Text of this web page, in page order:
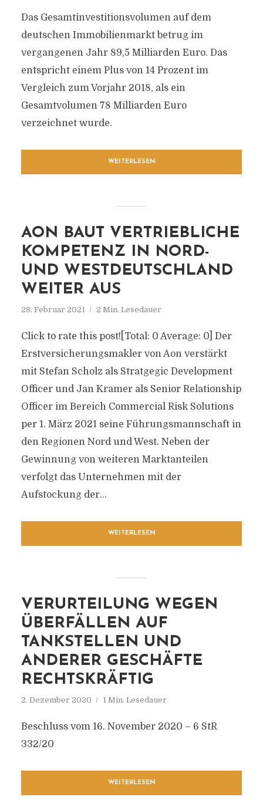
Das Gesamtinvestitionsvolumen auf dem
deutschen Immobilienmarkt betrug im
vergangenen Jahr 89,5 Milliarden Euro. Das
entspricht einem Plus von 14 Prozent im
Vergleich zum Vorjahr 2018, als ein
Gesamtvolumen 78 Milliarden Euro
verzeichnet wurde.
WEITERLESEN
AON BAUT VERTRIEBLICHE
KOMPETENZ IN NORD-
UND WESTDEUTSCHLAND
WEITER AUS
28. Februar 2021 2 Min. Lesedauer
Click to rate this post![Total: 0 Average: 0] Der
Erstversicherungsmakler von Aon verstärkt
mit Stefan Scholz als Stratgegic Development
Officer und Jan Kramer als Senior Relationship
Officer im Bereich Commercial Risk Solutions
per 1. März 2021 seine Führungsmannschaft in
den Regionen Nord und West. Neben der
Gewinnung von weiteren Marktanteilen
verfolgt das Unternehmen mit der
Aufstockung der...
WEITERLESEN
VERURTEILUNG WEGEN
ÜBERFÄLLEN AUF
TANKSTELLEN UND
ANDERER GESCHÄFTE
RECHTSKRÄFTIG
2. Dezember 2020 1 Min. Lesedauer
Beschluss vom 16. November 2020 – 6 StR
332/20
WEITERLESEN